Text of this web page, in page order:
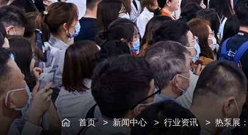
首页>新闻中心> 行业资讯> 热泵展